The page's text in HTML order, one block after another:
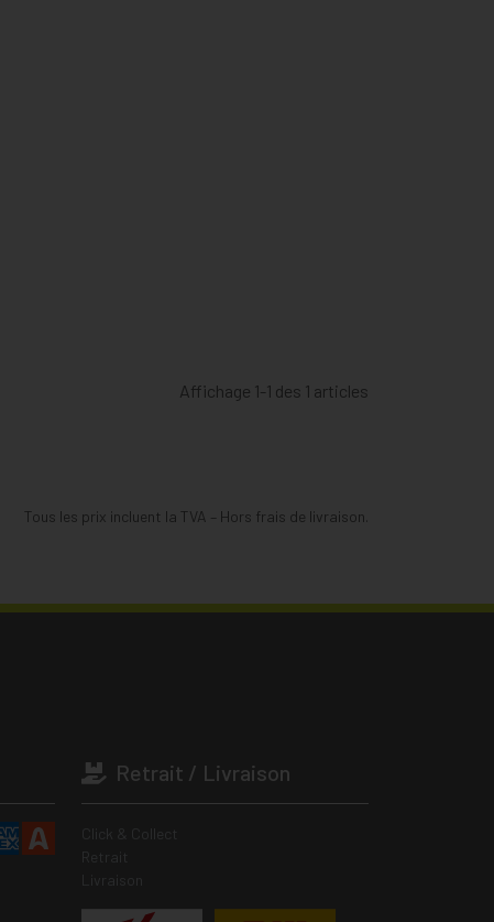
Affichage 1-1 des 1 articles
Tous les prix incluent la TVA – Hors frais de livraison.
Retrait / Livraison